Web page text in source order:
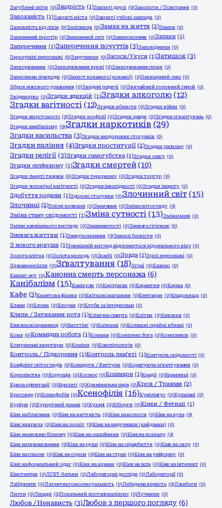
Загублені світи (0)Заздрість (1)Закляті друзі (0)Заколоти / Повстання (0)
Закоханість (1)Закриті міста (0)Закриті учбові заклади (0)
Залежність від ліків (0)Залізниця (0)Замах на життя (2)Замки (0)
Замкнений простір (0)Замкнений світ (0)Занепокоєння (0)Запахи (1)
Заперечення (1)Заперечення почуттів (3)Заповідники (0)
Зарозумілі персонажі (0)Заручники (0)Засоси/Укуси (1)Затишок (3)
Захворювання (0)Захворювання крові (0)Захворювання серця (0)
Захисники природи (0)Захист коханого (коханої) (0)Захищений секс (0)
Зброя масового ураження (0)Зведені родичі (0)Звичайний головний герой (0)
Звідництво (0)Згадки адикцій (1)Згадки алкоголю (12)
Згадки вагітності (12)Згадки вбивств (0)Згадки війни (0)
Згадки жорстокості (0)Згадки зоофілії (0)Згадки зради (0)Згадки зґвалтувань (0)
Згадки канібалізму (0)Згадки наркотиків (29)
Згадки насильства (3)Згадки нездорових стосунків (0)
Згадки паління (4)Згадки проституції (2)Згадки расизму (0)
Згадки релігії (3)Згадки самогубства (1)Згадки сексу (0)
Згадки селфхарму (1)Згадки смертей (10)
Згадки смерті тварин (0)Згадки тероризму (0)Згадки тортур (0)
Згадки чоловічої вагітності (0)Згадки інвалідності (0)Згадки інцесту (0)
Здобуття родини (1)Здорові стосунки (0)Злочинний світ (15)
Злочинці (2)Злісні колишні (0)Змагання (0)Зміна світогляду (0)
Зміна стану свідомості (1)Зміна сутності (13)Зміна імені (0)
Зміни зовнішнього вигляду (0)Знаменитості (0)Зневага гігієною (0)
Зневага життям (1)Знерухомлення (0)Зниклі безвісти (0)
З нового аркуша (1)Зовнішній вигляд відрізняється від реального віку (0)
Золота клітка (0)Золота молодь (0)Зомбі (0)Зрада (1)Зрілі персонажі (0)
Зірване весілля (0)Зґвалтування (18)Зґраї (0)Казино (0)
Камінг-аут (0)Канонна смерть персонажа (6)
Канібалізм (15)Канікули (0)Кар'єризм (0)Карантин (0)Карма (0)
Кафе (3)Квантова фізика (0)Квіткові магазини (0)Кентаври (0)Кладовища (0)
Клани (0)Клони (0)Клоуни (0)Клуби за інтересами (0)
Кляпи / Затикання рота (1)Клінічна смерть (0)Клітки (0)Книжки (0)
Книжкові крамниці (0)Кноттінг (0)Колишні (0)Колишні серійні вбивці (0)
Кома (0)Командна робота (1)Комахи (0)Комплекс Бога (0)Комплекси (0)
Комунальні квартири (0)Коміки (0)Конспірологія (0)
Контроль / Підкорення (1)Контроль пам'яті (1)Контроль свідомості (0)
Конфлікт світоглядів (0)Концерти / Виступи (0)Коригуюче зґвалтування (0)
Королівства (0)Корупція (0)Космос (0)Кошмари (1)Крадії (0)Крамниці (0)
Криза орієнтації (0)Крилаті (0)Кримінальна пара (0)Кров / Травми (2)
Кросовер (0)Ксенофобія (0)Ксенофілія (16)Кунілінгус (0)Купальні (0)
Кур`єри (0)Курортний роман (0)Кухарі (0)Кіборги (0)Кінки / Фетиші (1)
Кінк на благання (0)Кінк на вагітність (0)Кінк на волосся (0)Кінк на вуха (0)
Кінк на крила (0)Кінк на лоскіт (0)Кінк на наручники (кайданки) (0)
Кінк на нижню білизну (0)Кінк на ошийники (0)Кінк на похвалу (0)
Кінк на приниження (0)Кінк на руки (0)Кінк на серцебиття (0)Кінк на силу (0)
Кінк на сльози (0)Кінк на сором (0)Кінк на страх (0)Кінк на уніформу (0)
Кінк на формальний одяг (0)Кінк на шрами (0)Кінк на ікла (0)Кінк на інтелект (0)
Кінотеатри (0)ЛГБТ-батьки (0)Лабораторні досліди (0)Лабораторії (0)
Лабіринти (0)Латентна гомосексуальність (0)Лебедина вірність (0)Лжебоги (0)
Листи (0)Лицарі (0)Локальний постапокаліпсис (0)Лучники (0)
Любов / Ненависть (3)Любов з першого погляду (6)